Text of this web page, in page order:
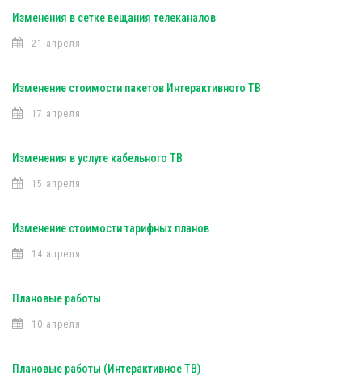
Изменения в сетке вещания телеканалов
21 апреля
Изменение стоимости пакетов Интерактивного ТВ
17 апреля
Изменения в услуге кабельного ТВ
15 апреля
Изменение стоимости тарифных планов
14 апреля
Плановые работы
10 апреля
Плановые работы (Интерактивное ТВ)